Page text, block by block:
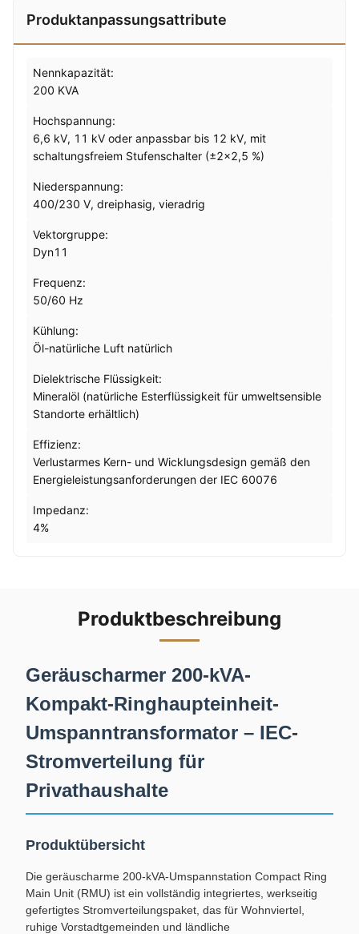
Produktanpassungsattribute
Nennkapazität:
200 KVA
Hochspannung:
6,6 kV, 11 kV oder anpassbar bis 12 kV, mit
schaltungsfreiem Stufenschalter (±2×2,5 %)
Niederspannung:
400/230 V, dreiphasig, vieradrig
Vektorgruppe:
Dyn11
Frequenz:
50/60 Hz
Kühlung:
Öl-natürliche Luft natürlich
Dielektrische Flüssigkeit:
Mineralöl (natürliche Esterflüssigkeit für umweltsensible
Standorte erhältlich)
Effizienz:
Verlustarmes Kern- und Wicklungsdesign gemäß den
Energieleistungsanforderungen der IEC 60076
Impedanz:
4%
Produktbeschreibung
Geräuscharmer 200-kVA-
Kompakt-Ringhaupteinheit-
Umspanntransformator – IEC-
Stromverteilung für
Privathaushalte
Produktübersicht
Die geräuscharme 200-kVA-Umspannstation Compact Ring
Main Unit (RMU) ist ein vollständig integriertes, werkseitig
gefertigtes Stromverteilungspaket, das für Wohnviertel,
ruhige Vorstadtgemeinden und ländliche